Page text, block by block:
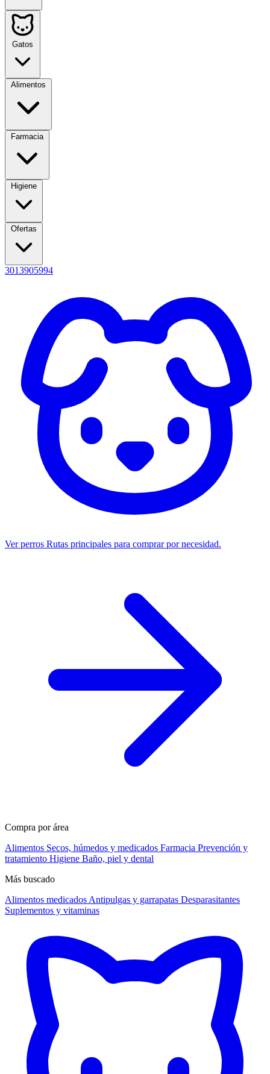
Gatos
Alimentos
Farmacia
Higiene
Ofertas
3013905994
Ver perros Rutas principales para comprar por necesidad.
Compra por área
Alimentos Secos, húmedos y medicados Farmacia Prevención y
tratamiento Higiene Baño, piel y dental
Más buscado
Alimentos medicados Antipulgas y garrapatas Desparasitantes
Suplementos y vitaminas